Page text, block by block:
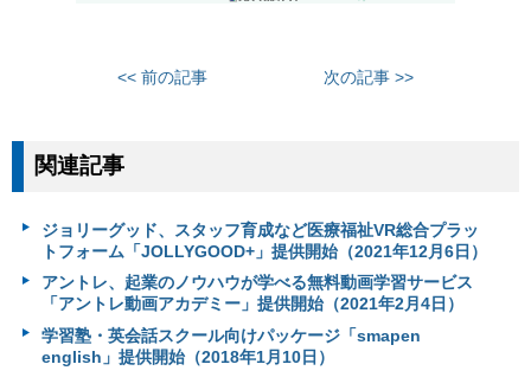
<< 前の記事 次の記事 >>
関連記事
ジョリーグッド、スタッフ育成など医療福祉VR総合プラッ
トフォーム「JOLLYGOOD+」提供開始（2021年12月6日）
アントレ、起業のノウハウが学べる無料動画学習サービス
「アントレ動画アカデミー」提供開始（2021年2月4日）
学習塾・英会話スクール向けパッケージ「smapen
english」提供開始（2018年1月10日）